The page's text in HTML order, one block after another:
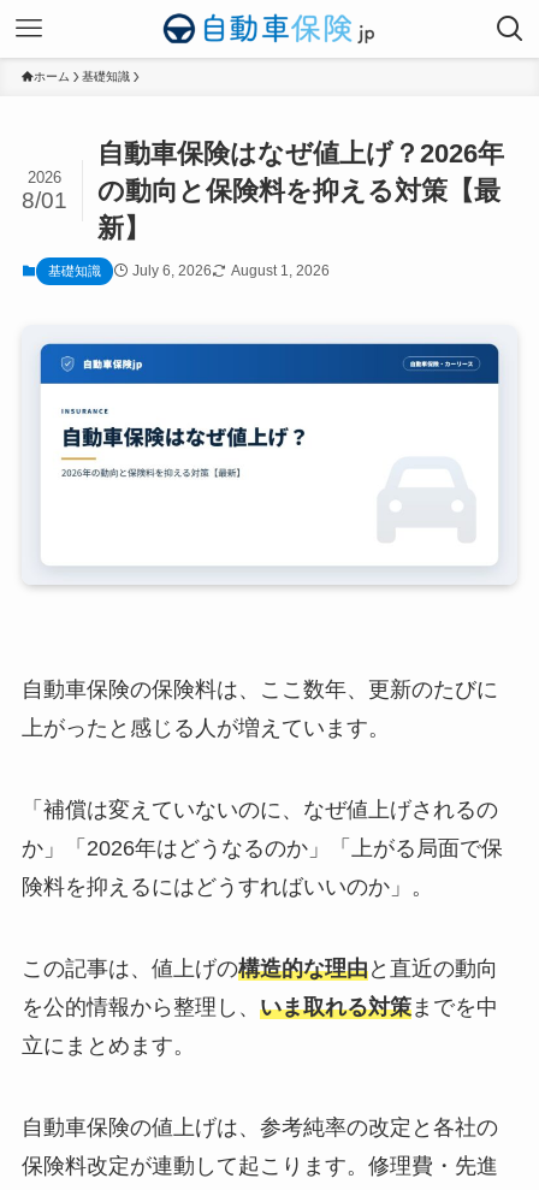
ホーム 基礎知識
自動車保険はなぜ値上げ？2026年
の動向と保険料を抑える対策【最
新】
2026
8/01
基礎知識 July 6, 2026 August 1, 2026
自動車保険の保険料は、ここ数年、更新のたびに
上がったと感じる人が増えています。
「補償は変えていないのに、なぜ値上げされるの
か」「2026年はどうなるのか」「上がる局面で保
険料を抑えるにはどうすればいいのか」。
この記事は、値上げの構造的な理由と直近の動向
を公的情報から整理し、 いま取れる対策までを中
立にまとめます。
自動車保険の値上げは、参考純率の改定と各社の
保険料改定が連動して起こります。修理費・先進